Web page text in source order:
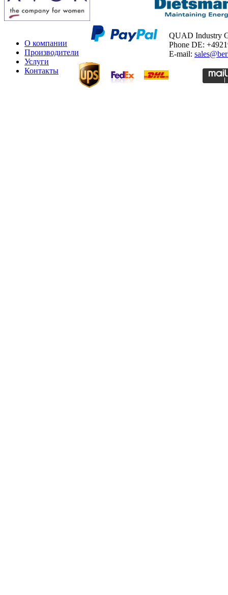
О компании
Производители
Услуги
Контакты
QUAD Industry
Phone DE:
E-mail: